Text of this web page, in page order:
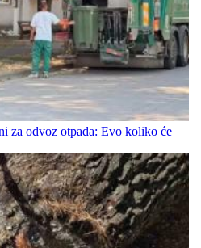
za odvoz otpada: Evo koliko će